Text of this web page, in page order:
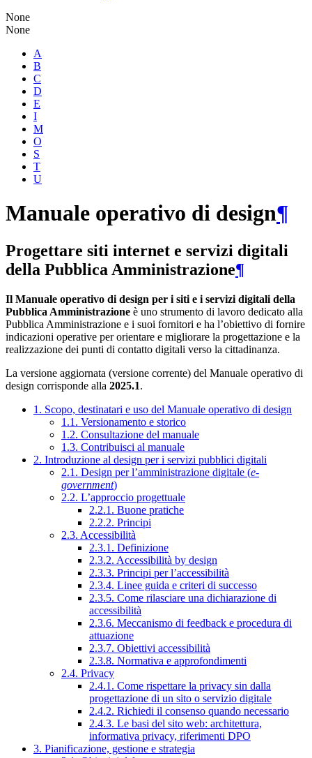
None
None
A
B
C
D
E
I
M
O
S
T
U
Manuale operativo di design¶
Progettare siti internet e servizi digitali
della Pubblica Amministrazione¶
Il Manuale operativo di design per i siti e i servizi digitali della
Pubblica Amministrazione è uno strumento di lavoro dedicato alla
Pubblica Amministrazione e i suoi fornitori e ha l’obiettivo di fornire
indicazioni operative per orientare e migliorare la progettazione e la
realizzazione dei punti di contatto digitali verso la cittadinanza.
La versione aggiornata (versione corrente) del Manuale operativo di
design corrisponde alla 2025.1.
1. Scopo, destinatari e uso del Manuale operativo di design
1.1. Versionamento e storico
1.2. Consultazione del manuale
1.3. Contribuisci al manuale
2. Introduzione al design per i servizi pubblici digitali
2.1. Design per l’amministrazione digitale (e-
government)
2.2. L’approccio progettuale
2.2.1. Buone pratiche
2.2.2. Principi
2.3. Accessibilità
2.3.1. Definizione
2.3.2. Accessibilità by design
2.3.3. Principi per l’accessibilità
2.3.4. Linee guida e criteri di successo
2.3.5. Come rilasciare una dichiarazione di
accessibilità
2.3.6. Meccanismo di feedback e procedura di
attuazione
2.3.7. Obiettivi accessibilità
2.3.8. Normativa e approfondimenti
2.4. Privacy
2.4.1. Come rispettare la privacy sin dalla
progettazione di un sito o servizio digitale
2.4.2. Richiedi il consenso quando necessario
2.4.3. Le basi del sito web: architettura,
informativa privacy, riferimenti DPO
3. Pianificazione, gestione e strategia